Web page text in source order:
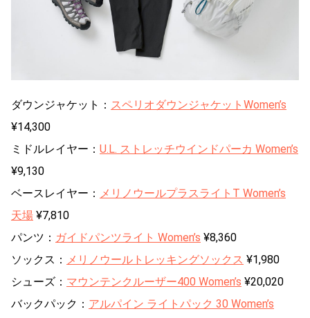
ダウンジャケット： スペリオダウンジャケットWomen’s
¥14,300
ミドルレイヤー： U.L. ストレッチウインドパーカ Women’s
¥9,130
ベースレイヤー： メリノウールプラスライトT Women’s
天場 ¥7,810
パンツ： ガイドパンツライト Women’s ¥8,360
ソックス： メリノウールトレッキングソックス ¥1,980
シューズ： マウンテンクルーザー400 Women’s ¥20,020
バックパック： アルパイン ライトパック 30 Women’s